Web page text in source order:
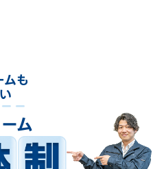
ムも
ム